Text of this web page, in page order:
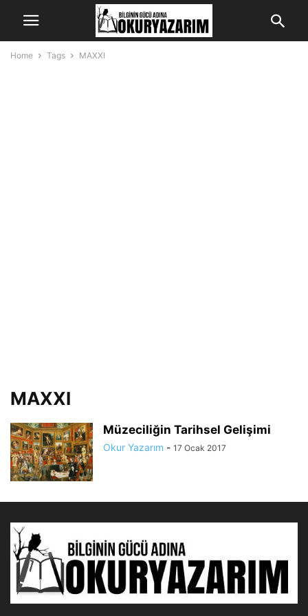
Home Tags MAXXI
MAXXI
Müzeciliğin Tarihsel Gelişimi
Okur Yazarım - 17 Ocak 2017